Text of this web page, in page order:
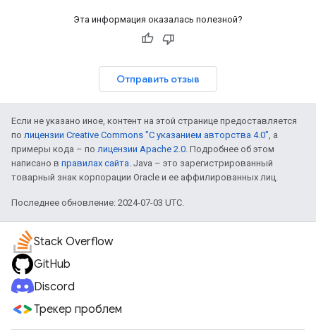
Эта информация оказалась полезной?
Отправить отзыв
Если не указано иное, контент на этой странице предоставляется
по лицензии Creative Commons "С указанием авторства 4.0", а
примеры кода – по лицензии Apache 2.0. Подробнее об этом
написано в правилах сайта. Java – это зарегистрированный
товарный знак корпорации Oracle и ее аффилированных лиц.
Последнее обновление: 2024-07-03 UTC.
Stack Overflow
GitHub
Discord
Трекер проблем